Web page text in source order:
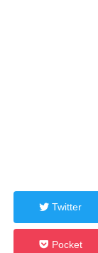
Twitter
Pocket